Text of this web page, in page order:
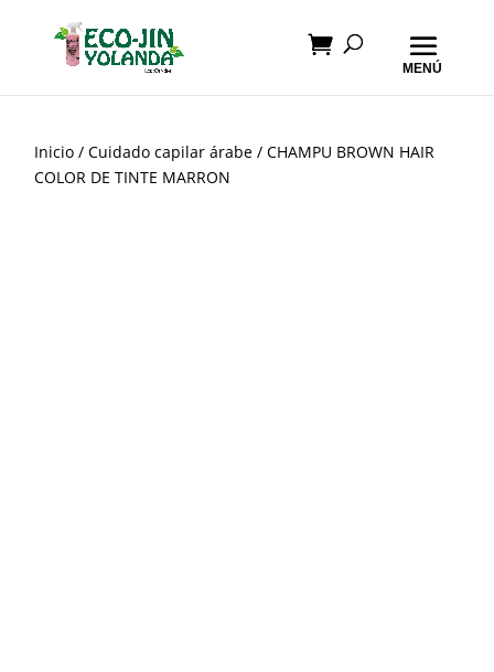
Inicio /Cuidado capilar árabe / CHAMPU BROWN HAIR
COLOR DE TINTE MARRON